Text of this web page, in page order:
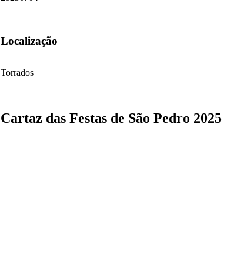
Localização
Torrados
Cartaz das Festas de São Pedro 2025